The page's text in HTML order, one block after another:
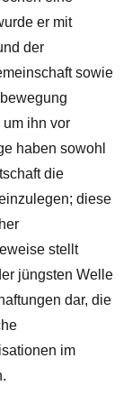
er mit
der
sowie
ihn vor
haben sowohl
die
diese
stellt
jüngsten Welle
dar, die
im